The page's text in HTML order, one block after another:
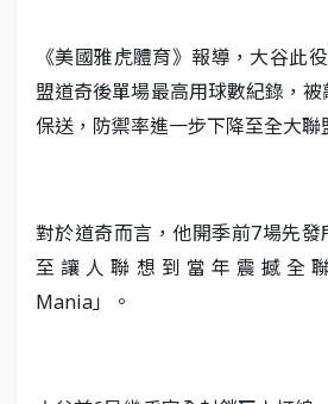
《美國雅虎體育》報導，大谷此
盟道奇後單場最高用球數紀錄，
保送，防禦率進一步下降至全大聯
對於道奇而言，他開季前7場先
至讓人聯想到當年震撼全
Mania」。